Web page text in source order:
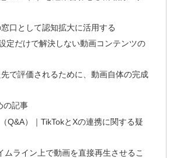
口として認知拡大に活用する
定だけで解決しない動画コンテンツの
で評価されるために、動画自体の完成
の記事
Q&A）｜TikTokとXの連携に関する疑
ムライン上で動画を直接再生させるこ